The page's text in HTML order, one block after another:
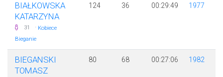
BIAŁKOWSKA
KATARZYNA
31 · Kobiece
Bieganie
124 36 00:29:49 1977
BIEGANSKI
TOMASZ
80 68 00:27:06 1982